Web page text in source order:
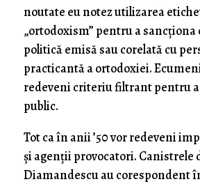
noutate eu notez utilizarea
„ortodoxism” pentru a
politică emisă sau corelată cu
practicantă a ortodoxiei.
redeveni criteriu filtrant pentru
public.
Tot ca în anii ’50 vor redeveni
și agenții provocatori. Canistrele
Diamandescu au corespondent